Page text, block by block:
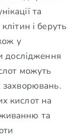
та
і беруть
у
дослідження
можуть
захворювань.
кислот на
та